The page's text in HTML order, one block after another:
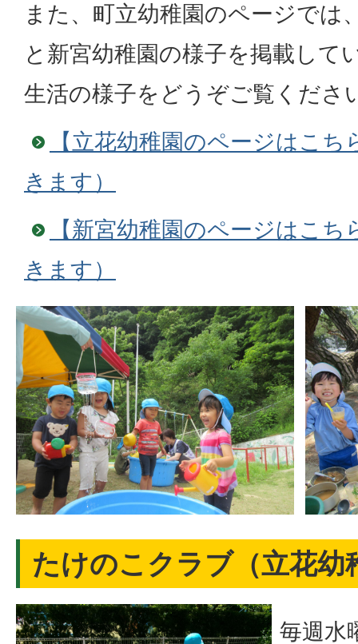
また、町立幼稚園のページでは
と新宮幼稚園の様子を掲載して
生活の様子をどうぞご覧くださ
【立花幼稚園のページはこ
きます）
【新宮幼稚園のページはこ
きます）
たけのこクラブ（立花幼
毎週水